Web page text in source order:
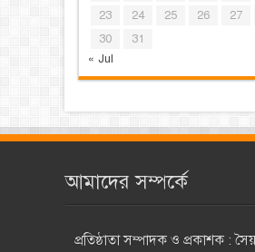
23
24 25 26 27
30
31
« Jul
আমাদের সম্পর্কে
প্রতিষ্ঠাতা সম্পাদক ও প্রকাশক :